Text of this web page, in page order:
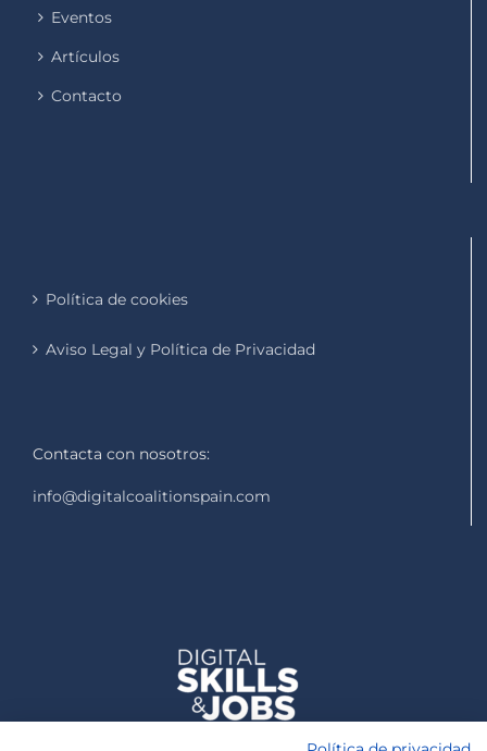
Eventos
Artículos
Contacto
Política de cookies
Aviso Legal y Política de Privacidad
Contacta con nosotros:
info@digitalcoalitionspain.com